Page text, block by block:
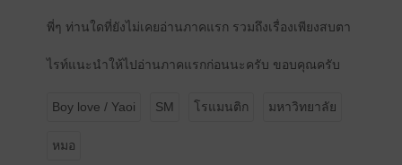
พี่ๆ ท่านใดที่ยังไม่เคยอ่านภาคแรก รวมถึงเรื่องเพียงสบตา
ไรท์แนะนำให้ไปอ่านภาคแรกก่อนนะครับ ขอบคุณครับ
Boy love / Yaoi SM โรแมนติก มหาวิทยาลัย
หมอ